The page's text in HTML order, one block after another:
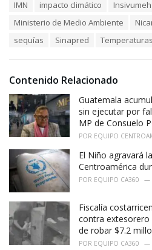
IMN
impacto climático Insivumeh
Ministerio de Medio Ambiente
sequías
Sinapred Temperaturas
Contenido Relacionado
Guatemala
sin ejecutar por
MP de Consuelo
POR EQUIPO
El Niño agravará
Centroamérica
POR EQUIPO CA360
Fiscalía
contra extesorero
de robar $7.2
POR EQUIPO CA360